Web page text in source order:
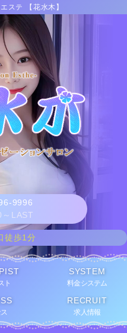
ステ 【花水木】
9996
LAST
徒歩1分
ト 料金システム
SYSTEM
求人情報
RECRUIT